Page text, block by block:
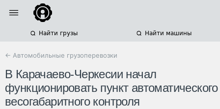
Найти грузы Найти машины
← Автомобильные грузоперевозки
В Карачаево-Черкесии начал
функционировать пункт автоматического
весогабаритного контроля